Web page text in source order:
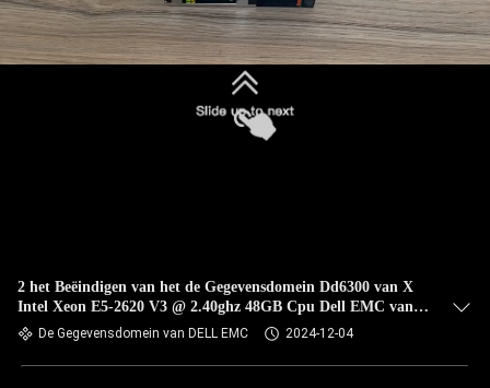
2 het Beëindigen van het de Gegevensdomein Dd6300 van X
Intel Xeon E5-2620 V3 @ 2.40ghz 48GB Cpu Dell EMC van
het Leven
De Gegevensdomein van DELL EMC 2024-12-04